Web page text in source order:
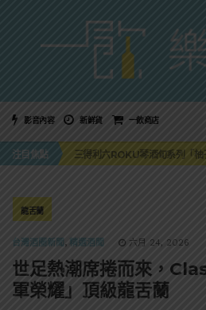
影音內容 新鮮貨 一飲商店
注目焦點
美國正式恢復蘇格蘭威士忌零關
龍舌蘭
台灣酒圈新聞 , 精選酒聞 六月 24, 2026
世足熱潮席捲而來，
軍榮耀」頂級龍舌蘭